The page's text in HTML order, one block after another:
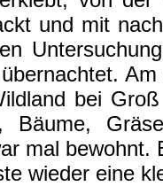
und mit
bei
Bäume,
mal bewohnt.
wieder eine